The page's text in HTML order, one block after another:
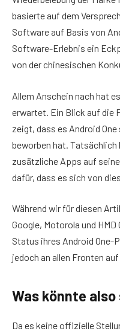
basierte auf dem
Software auf Basis von
Software-Erlebnis ein
von der chinesischen
Allem Anschein nach hat
erwartet. Ein Blick auf die
zeigt, dass es Android
beworben hat. Tatsächlich
zusätzliche Apps auf
dafür, dass es sich von
Während wir für diesen
Google, Motorola und
Status ihres Android One-
jedoch an allen Fronten
Was könnte
Da es keine offizielle